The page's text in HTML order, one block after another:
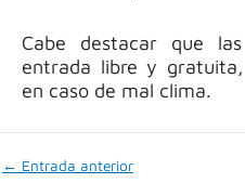
Cabe destacar que
entrada libre y
en caso de mal clima.
← Entrada anterior